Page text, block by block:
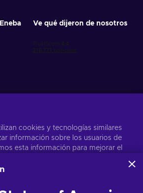
Ve qué dijeron de nosotros
de videojuegos
Suscribirse
cualquier momento. Visita el apartadoAviso
cookies y tecnologías similares
información sobre los usuarios de
esta información para mejorar el
emplearse para personalizar los
todo», das tu consentimiento para